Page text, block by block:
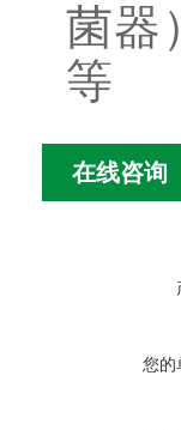
菌器
等
在线咨询
您的